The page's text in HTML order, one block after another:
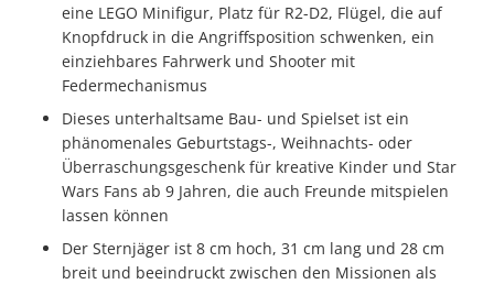
eine LEGO Minifigur, Platz für R2-D2, Flügel, die auf
Knopfdruck in die Angriffsposition schwenken, ein
einziehbares Fahrwerk und Shooter mit
Federmechanismus
Dieses unterhaltsame Bau- und Spielset ist ein
phänomenales Geburtstags-, Weihnachts- oder
Überraschungsgeschenk für kreative Kinder und Star
Wars Fans ab 9 Jahren, die auch Freunde mitspielen
lassen können
Der Sternjäger ist 8 cm hoch, 31 cm lang und 28 cm
breit und beeindruckt zwischen den Missionen als